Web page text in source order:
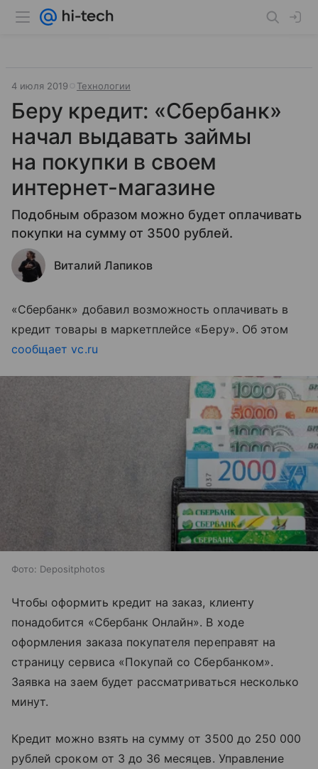
4 июля 2019 Технологии
Беру кредит: «Сбербанк»
начал выдавать займы
на покупки в своем
интернет-магазине
Подобным образом можно будет оплачивать
покупки на сумму от 3500 рублей.
Виталий Лапиков
«Сбербанк» добавил возможность оплачивать в
кредит товары в маркетплейсе «Беру». Об этом
сообщаетvc.ru
Фото: Depositphotos
Чтобы оформить кредит на заказ, клиенту
понадобится «Сбербанк Онлайн». В ходе
оформления заказа покупателя переправят на
страницу сервиса «Покупай со Сбербанком».
Заявка на заем будет рассматриваться несколько
минут.
Кредит можно взять на сумму от 3500 до 250 000
рублей сроком от 3 до 36 месяцев. Управление